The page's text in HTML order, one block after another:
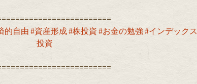
的自由 #資産形成#株投資 #お金の勉強 #インデックス
投資